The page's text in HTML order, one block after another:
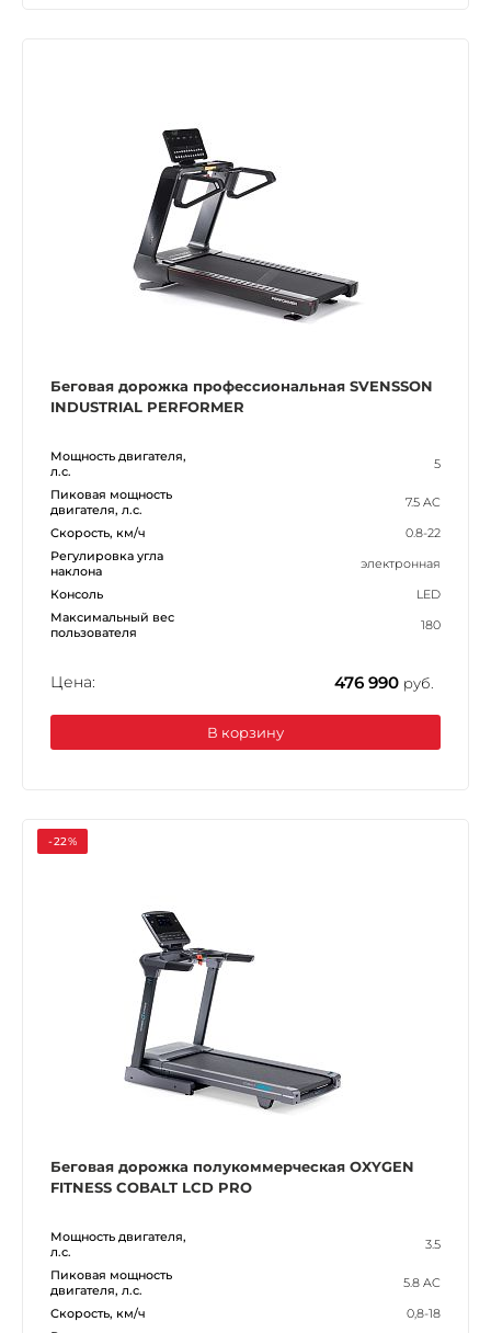
Беговая дорожка профессиональная SVENSSON
INDUSTRIAL PERFORMER
Мощность двигателя,
л.с.
5
Пиковая мощность
двигателя, л.с.
7.5 AC
Скорость, км/ч
0.8-22
Регулировка угла
наклона
электронная
Консоль
LED
Максимальный вес
пользователя
180
Цена: 476 990 руб.
В корзину
-22%
Беговая дорожка полукоммерческая OXYGEN
FITNESS COBALT LCD PRO
Мощность двигателя,
л.с.
3.5
Пиковая мощность
двигателя, л.с.
5.8 AC
Скорость, км/ч
0,8-18